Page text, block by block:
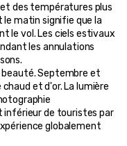
des températures plus
matin signifie que la
le vol. Les ciels estivaux
les annulations
beauté. Septembre et
et d'or. La lumière
inférieur de touristes par
globalement